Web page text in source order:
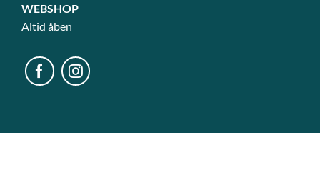
WEBSHOP
Altid åben